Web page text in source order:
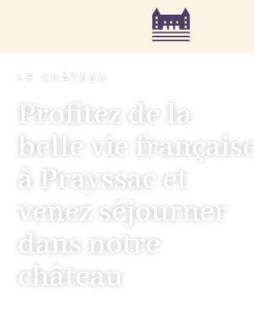
LE CHÂTEAU
Profitez de la
belle vie française
à Prayssac et
venez séjourner
dans notre
château